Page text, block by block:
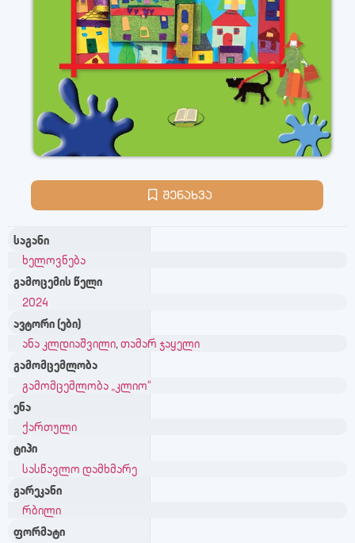
შენახვა
საგანი
ხელოვნება
გამოცემის წელი
2024
ავტორი (ები)
ანა კლდიაშვილი,თამარ ჯაყელი
გამომცემლობა
გამომცემლობა „კლიო“
ენა
ქართული
ტიპი
სასწავლო დამხმარე
გარეკანი
რბილი
ფორმატი